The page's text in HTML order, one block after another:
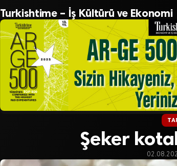
Turkishtime – İş Kültürü ve Ekonomi
Şeker